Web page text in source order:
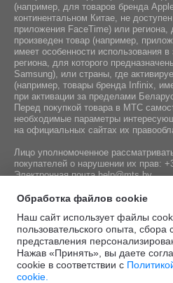
(например, для товаров бренда
континентальном Китае, не
приложения FaceTime) или региона,
произведен товар (например,
имеет особенности использования в
региона, для которого
Samsung), или страны, где
(например, товары бренда Infiniх,
при активации за пределами
Перед покупкой товара в МТС
необходимые параметры
на официальных сайтах их
Лицо уполномоченное
покупателей о нарушении их прав:
Электронная почтаhelp@mts.by
Номер телефона работников
регистрации СООО «Мобильные
уполномоченных рассматривать
+375 17 215-14-65
Обработка файлов cookie
Наш сайт использует файлы
пользовательского опыта, сбора
представления
Нажав «Принять», вы даете
cookie в соответствии с
cookie.